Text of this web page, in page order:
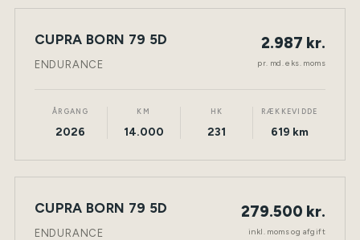
LEASING NY BIL TØNDER
CUPRA BORN 79 5D
ENDURANCE
2.987 kr.
pr. md. eks. moms
ÅRGANG
2026
KM
14.000
HK
231
RÆKKEVIDDE
619 km
NY BIL ELEKTRISK TØNDER
CUPRA BORN 79 5D
ENDURANCE
279.500 kr.
inkl. moms og afgift